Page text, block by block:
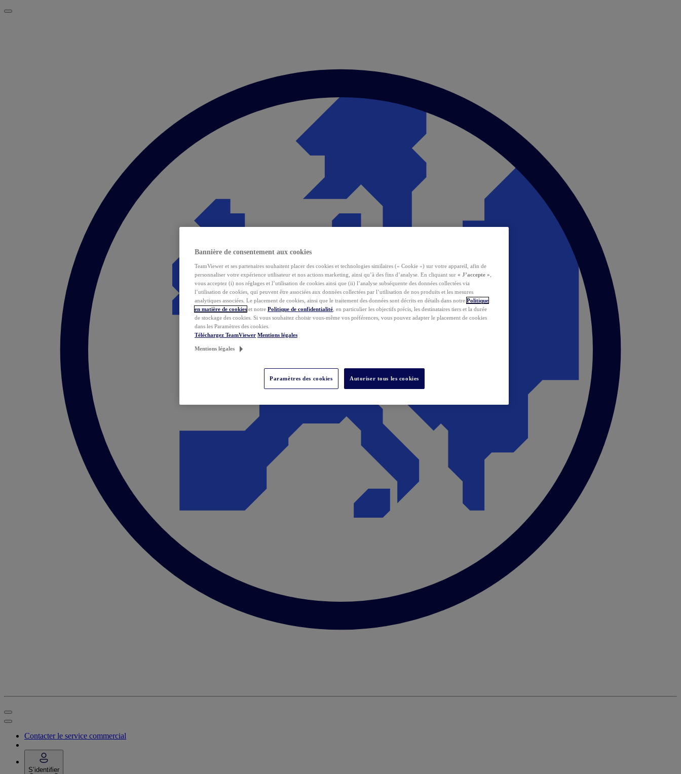
Contacter le service commercial
S’identifier
Bannière de consentement aux cookies
TeamViewer et ses partenaires souhaitent placer des cookies et technologies similaires (« Cookie ») sur votre appareil, afin de
personnaliser votre expérience utilisateur et nos actions marketing, ainsi qu’à des fins d’analyse. En cliquant sur « J’accepte »
vous acceptez (i) nos réglages et l’utilisation de cookies ainsi que (ii) l’analyse subséquente des données collectées via
l’utilisation de cookies, qui peuvent être associées aux données collectées par l’utilisation de nos produits et les mesures
analytiques associées. Le placement de cookies, ainsi que le traitement des données sont décrits en détails dans notre Politique
en matière de cookies et notre Politique de confidentialité , en particulier les objectifs précis, les destinataires tiers et la durée
de stockage des cookies. Si vous souhaitez choisir vous-même vos préférences, vous pouvez adapter le placement de cookies
dans les Paramètres des cookies.
Téléchargez TeamViewer Mentions légales
Mentions légales
Paramètres des cookies Autoriser tous les cookies